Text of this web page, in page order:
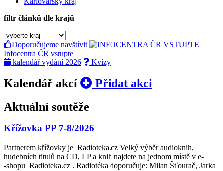
filtr článků dle krajů
Doporučujeme navštívit
Infocentra ČR vstupte
kalendář vydání 2026
Kvízy
Kalendář akcí
Přidat akci
Aktuální soutěže
Křížovka PP 7-8/2026
Partnerem křížovky je ­ Radioteka.cz Velký výběr audioknih,
hudebních titulů na CD, LP a knih najdete na jednom místě v e­
‑shopu ­ Radioteka.cz . Radiotéka doporučuje: Milan Šťourač, Jarka